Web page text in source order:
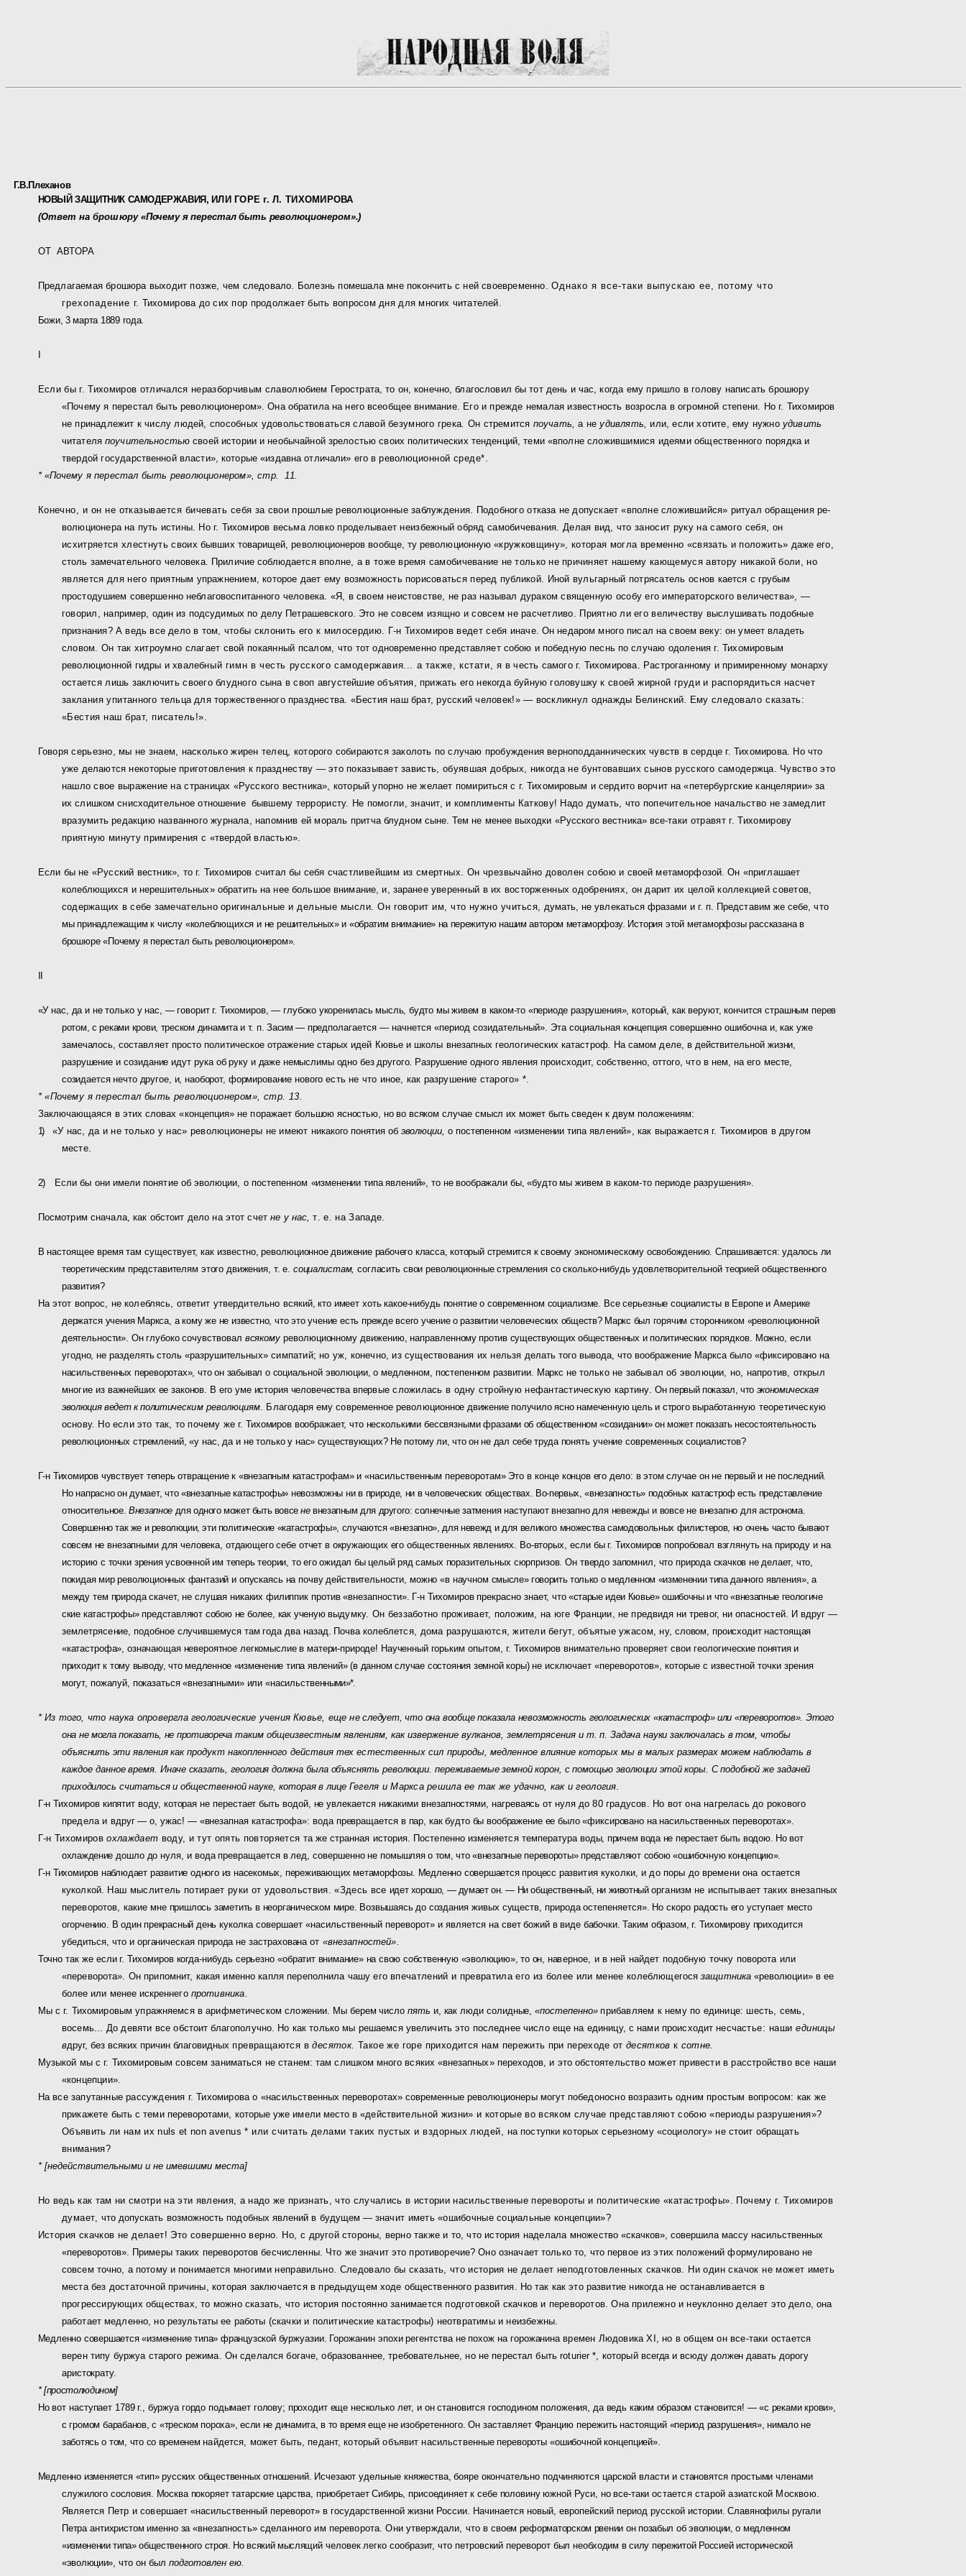
Г.В.Плеханов
НОВЫЙ ЗАЩИТНИК САМОДЕРЖАВИЯ, ИЛИ ГОРЕ г. Л. ТИХОМИРОВА
(Ответ на брошюру «Почему я перестал быть революционером».)
ОТ АВТОРА
Предлагаемая брошюра выходит позже, чем следовало. Болезнь помешала мне покончить с ней своевременно. Однако я все-таки выпускаю ее, потому что
грехопадение г. Тихомирова до сих пор продолжает быть вопросом дня для многих читателей.
Божи, 3 марта 1889 года.
Если бы г. Тихомиров отличался неразборчивым славолюбием Герострата, то он, конечно, благословил бы тот день и час,когда ему пришло в голову написать брошюру
«Почему я перестал быть революционером». Она обратила на него всеобщее внимание. Его и прежде немалая известность возросла в огромной степени. Но г. Тихомиров
не принадлежит к числу людей, способных удовольствоваться славой безумного грека. Он стремится поучать,а неудивлять, или, если хотите, ему нужно удивить
читателяпоучительностьюсвоей истории и необычай­ной зрелостью своих политических тенденций, теми «вполнесложившимися идеями общественного порядка и
твердой госу­дарственной власти», которые «издавна отличали» его в револю­ционной среде*.
* «Почему я перестал быть революционером», стр.11.
Конечно, и он не отказывается бичевать себяза свои прошлые революционные заблуждения. Подобного от­каза не допускает «вполне сложившийся» ритуал обращения ре­
волюционера на путь истины. Но г. Тихомиров весьма ловко проделывает неизбежный обряд самобичевания. Делая вид, что заносит руку на самого себя, он
исхитряется хлестнуть своихбывших товарищей, революционеров вообще, ту революционную«кружковщину», которая могла временно «связать и положить» даже его,
столь замечательного человека. Приличие соблюдается вполне, а в тоже время самобичевание не только не причиняет нашему кающемуся автору никакой боли, но
является для него приятным упражнением, которое дает ему возможность пори­соваться перед публикой. Иной вульгарный потрясатель основ кается с грубым
простодушием совершенно неблаговоспитанного человека. «Я, в своем неистовстве, не раз называл дураком свя­щенную особу его императорского величества», —
говорил, например, один из подсудимых по делу Петрашевского. Это несовсем изящно и совсем не расчетливо. Приятно ли его величе­ству выслушивать подобные
признания? А ведь все дело в том, чтобы склонить его к милосердию. Г-н Тихомиров ведет себя иначе. Он недаром много писал на своем веку: он умеет владеть
словом. Он так хитроумно слагает свой покаянный псалом, что тот одновременно представляет собою и победную песнь по слу­чаю одоления г. Тихомировым
революционной гидры и хвалебный гимн в честь русского самодержавия... а также, кстати, я в честь самого г. Тихомирова. Растроганному и примиренному монарху
остается лишь заключить своего блудного сына в своп августейшие объятия, прижать его некогда буйную головушку к своей жирной груди и распорядиться насчет
заклания упитан­ного тельца для торжественного празднества. «Бестия наш брат,русский человек!» — воскликнул однажды Белинский. Ему следовало сказать:
«Бестия наш брат, писатель!».
Говоря серьезно, мы не знаем, насколько жирен телец, кото­рого собираются заколоть по случаю пробуждения верноподдан­нических чувств в сердце г. Тихомирова. Но что
уже делаются некоторые приготовления к празднеству — это показывает за­висть, обуявшая добрых, никогда не бунтовавших сынов рус­ского самодержца. Чувство это
нашло свое выражение на стра­ницах «Русского вестника», который упорно не желает поми­риться с г. Тихомировым и сердито ворчит на «петербургские канцелярии» за
их слишком снисходительное отношение бывшему террористу. Не помогли, значит, и комплименты Каткову! Надо думать, что попечительное начальство не замедлит
вразу­мить редакцию названного журнала, напомнив ей мораль притчаблудном сыне. Тем не менее выходки «Русского вестника» все-таки отравят г. Тихомирову
приятную минуту примирения с «твердой властью».
Если бы не «Русский вестник», то г. Тихомиров считал бы себя счастливейшим из смертных. Он чрезвычайно доволен собою и своей метаморфозой. Он «приглашает
колеблющихся и нерешительных» обратить на нее большое внимание, и, заранее уверенный в их восторженных одобрениях, он дарит их целой коллекцией советов,
содержащих в себе замечательно оригинальные и дельные мысли. Он говорит им, что нужно учиться, думать, не увлекаться фразами и г. п. Представим же себе, что
мы принадлежащим к числу «колеблющихся и не решительных» и«обратим внимание» на пережитую нашим автором метаморфозу. История этой метаморфозы рассказана в
брошюре «Почему я перестал быть революционером».
«У нас, да и не только у нас, — говорит г. Тихомиров, — глубоко укоренилась мысль, будто мы живем в каком-то «периоде разрушения», который, как веруют, кончится страшным перев­
ротом, с реками крови, треском динамита и т. п. Засим — пред­полагается — начнется «период созидательный». Эта социаль­ная концепция совершенно ошибочна и, как уже
замечалось,составляет просто политическое отражение старых идей Кювье и школы внезапных геологических катастроф. На самом деле, в действительной жизни,
разрушение и созидание идут рука обруку и даже немыслимы одно без другого. Разрушение одного явления происходит, собственно, оттого, что в нем, на его ме­сте,
созидается нечто другое, и, наоборот, формирование новогоесть не что иное, как разрушение старого» *.
* «Почему я перестал быть революционером», стр. 13.
Заключающаяся в этих словах «концепция» не поражаетбольшою ясностью, но во всяком случае смысл их может бытьсведен к двум положениям:
1)
«У нас, да и не только у нас» революционеры не имеют никакого понятия об эволюции, о постепенном «изменении типа явлений», как выражается г. Тихомиров в другом
месте.
2) Если бы они имели понятие об эволюции, о постепенном «изменении типа явлений», то не воображали бы, «будто мы жи­вем в каком-то периоде разрушения».
Посмотрим сначала, как обстоит дело на этот счетне у нас,т. е. на Западе.
В настоящее время там существует, как известно, револю­ционное движение рабочего класса, который стремится к своему экономическому освобождению. Спрашивается: удалось ли
тео­ретическим представителям этого движения, т. е. социалистам,согласить свои революционные стремления со сколько-нибудь удовлетворительной теорией общественного
развития?
На этот вопрос, не колеблясь, ответит утвердительно вся­кий, кто имеет хоть какое-нибудь понятие о современном социа­лизме. Все серьезные социалисты в Европе и Америке
держатся учения Маркса, а кому же не известно, что это учение есть преж­де всего учение о развитии человеческих обществ? Маркс был го­рячим сторонником «революционной
деятельности». Он глубокосочувствовал всякомуреволюционному движению, направлен­ному против существующих общественных и политических по­рядков. Можно, если
угодно, не разделять столь «разрушитель­ных» симпатий; но уж, конечно, из существования их нельзя делать того вывода, что воображение Маркса было «фиксиро­вано на
насильственных переворотах», что он забывал о социаль­ной эволюции, о медленном, постепенном развитии. Маркс не только не забывал об эволюции, но, напротив, открыл
многие из важнейших ее законов. В его уме история человечества впер­вые сложилась в одну стройную нефантастическую картину.Он первый показал, что экономическая
эволюция ведет к полити­ческим революциям. Благодаря ему современное революцион­ное движение получило ясно намеченную цель и строго вырабо­танную теоретическую
основу. Но если это так, то почему же г. Тихомиров воображает, что несколькими бессвязными фраза­ми об общественном «созидании» он может показать несостоя­тельность
революционных стремлений, «у нас, да и не только у нас» существующих? Не потому ли, что он не дал себе труда по­нять учение современных социалистов?
Г-н Тихомиров чувствует теперь отвращение к «внезапным ка­тастрофам» и «насильственным переворотам» Это в конце кон­цов его дело: в этом случае он не первый и не последний.
Но на­прасно он думает, что «внезапные катастрофы» невозможны ни в природе, ни в человеческих обществах. Во-первых, «внезапность» подобных катастроф есть представление
относительное. Внезапное для одного может быть вовсене внезапным для другого: солнечные затмения наступают внезапно для невежды и вовсе не внезапно дляастронома.
Совершенно так же и революции, эти политические «ка­тастрофы», случаются «внезапно», для невежд и для великого мно­жества самодовольных филистеров, но очень часто бывают
совсем не внезапными для человека, отдающего себе отчет в окружаю­щих его общественных явлениях. Во-вторых, если бы г. Тихо­миров попробовал взглянуть на природу и на
историю с точки зрения усвоенной им теперь теории, то его ожидал бы целый рядсамых поразительных сюрпризов. Он твердо запомнил, что при­рода скачков не делает, что,
покидая мир революционных фанта­зий и опускаясь на почву действительности, можно «в научном смысле» говорить только о медленном «изменении типа данного явления», а
между тем природа скачет, не слушая никаких фи­липпикпротив «внезапности». Г-н Тихомиров прекрасно знает,что «старые идеи Кювье» ошибочны и что «внезапные геологиче­
ские катастрофы» представляют собою не более, как ученую вы­думку. Он беззаботно проживает, положим, на юге Франции, не предвидя ни тревог, ни опасностей. И вдруг —
землетрясе­ние, подобное случившемуся там года два назад. Почва колеб­лется, дома разрушаются, жители бегут, объятые ужасом, ну, словом, происходит настоящая
«катастрофа», означающая не­вероятное легкомыслие в матери-природе! Наученный горьким опытом, г. Тихомиров внимательно проверяет свои геологиче­ские понятия и
приходит к тому выводу, что медленное «измене­ние типа явлений» (в данном случае состояния земной коры) не исключает «переворотов», которые с известной точки зрения
могут, пожалуй, показаться «внезапными» или «насильственными»*.
* Из того, что наука опровергла геологические учения Кювье, еще не следует, что она вообще показала невозможность геологических «ка­тастроф» или «переворотов». Этого
она не могла показать, не противореча таким общеизвестным явлениям, как извержение вулканов, землетрясения и т. п. Задача науки заключалась в том, чтобы
объяснить эти явления какпродукт накопленного действия тех естественных сил природы, медлен­ное влияние которых мы в малых размерах можем наблюдать в
каждое данное время. Иначе сказать, геология должна была объяснять революции.переживаемые земной корон, с помощью эволюции этой коры. С подобнойже задачей
приходилось считаться и общественной науке, которая в лице Гегеля и Маркса решила ее так же удачно, как и геология.
Г-н Тихомиров кипятит воду, которая не перестает быть водой, не увлекается никакими внезапностями, нагреваясь от нуля до 80 градусов. Но вот она нагрелась до рокового
предела и вдруг — о, ужас! — «внезапная катастрофа»: вода превращается в пар, как будто бы воображение ее было «фиксировано на на­сильственных переворотах».
Г-н Тихомировохлаждает воду, и тут опять повторяется та же странная история. Постепенно изменяется температура воды, причем вода не перестает быть водою. Но вот
охлаждение дошло до нуля, и вода превращается в лед, совершенно не по­мышляя о том, что «внезапные перевороты» представляют собою «ошибочную концепцию».
Г-н Тихомиров наблюдает развитие одного из насекомых, пе­реживающих метаморфозы. Медленно совершается процесс раз­вития куколки, и до поры до времени она остается
куколкой. Наш мыслитель потирает руки от удовольствия. «Здесь все идет хорошо, — думает он. — Ни общественный, ни животныйорганизм не испытывает таких внезапных
переворотов, какие мне пришлось заметить в неорганическом мире. Возвышаясь до создания живых существ, природа остепеняется». Но скоро ра­дость его уступает место
огорчению. В один прекрасный денькуколка совершает «насильственный переворот» и является насвет божий в виде бабочки. Таким образом, г. Тихомирову приходится
убедиться, что и органическая природа не застрахованаот «внезапностей».
Точно так же если г. Тихомиров когда-нибудь серьезно «об­ратит внимание» на свою собственную «эволюцию», то он, на­верное, и в ней найдет подобную точку поворота или
«переворота». Он припомнит, какая именно капля переполнила чашу его впечатлений и превратила его из более или менее колеблюще­госязащитника «революции» в ее
более или менее искреннего противника.
Мы с г. Тихомировым упражняемся в арифметическом сло­жении. Мы берем числопять и, как люди солидные,«постепенно» прибавляем к нему по единице: шесть, семь,
восемь... До девяти все обстоит благополучно. Но как только мы решаемся увеличить это последнее число еще на единицу, с нами происходит несча­стье: нашиединицы
вдруг, без всяких причин благовидных превращаются вдесяток. Такое же горе приходится нам пережить при переходе отдесятковк сотне.
Музыкой мы с г. Тихомировым совсем заниматься не станем:там слишком много всяких «внезапных» переходов, и это обстоя­тельство может привести в расстройство все наши
«концепции».
На все запутанные рассуждения г. Тихомирова о «насильственных переворотах» современные революционеры могут побе­доносно возразить одним простым вопросом: как же
прикажете быть с теми переворотами, которые уже имели место в «действи­тельной жизни» и которые во всяком случае представляют со­бою «периоды разрушения»?
Объявить ли нам ихnuls et nonavenus * или считать делами таких пустых и вздорных людей, на поступки которых серьезному «социологу» не стоит обращать
внимания?
* [недействительными и не имевшими места]
Но ведь как там ни смотри на эти явления, а надо же признать, что случались в истории насильственные перевороты и политические «катастрофы». Почему г. Тихомиров
думает, что допускать возможность подобных явлений в будущем — значит иметь «ошибочные социальные концепции»?
История скачков не делает! Это совершенно верно. Но, с другой стороны, верно также и то, что история наделала множе­ство «скачков», совершила массу насильственных
«переворотов». Примеры таких переворотов бесчисленны. Что же значит это противоречие? Оно означает только то, что первое из этих поло­жений формулировано не
совсем точно, а потому и понимается многими неправильно. Следовало бы сказать, что история неделает неподготовленных скачков. Ни один скачок не может иметь
места без достаточной причины, которая заключается в предыдущем ходе общественного развития. Но так как это раз­витие никогда не останавливается в
прогрессирующих общест­вах, то можно сказать, что история постоянно занимается под­готовкой скачков и переворотов. Она прилежно и неуклонно делает это дело, она
работает медленно, но результаты ее работы (скачки и политические катастрофы) неотвратимы и неизбежны.
Медленно совершается «изменение типа» французской буржуазии. Горожанин эпохи регентства не похож на горожанина времен ЛюдовикаXI , но в общем он все-таки остается
верентипу буржуа старого режима. Он сделался богаче, образован­нее, требовательнее, но не перестал бытьroturier*, который всегда и всюду должен давать дорогу
аристократу.
* [простолюдином]
Но вот наступает 1789 г., буржуа гордо подымает голову; проходит еще несколько лет, и он становится господином положения, да ведь каким образом становится! — «с реками крови»,
с громом барабанов, с «треском пороха», если не динамита, в то время еще не изобретенного. Он заставляет Францию пережить настоящий «период разрушения», нимало не
заботясь о том, что со временем найдется, может быть, педант, который объявит насильствен­ные перевороты «ошибочной концепцией».
Медленно изменяется «тип» русских общественных отноше­ний. Исчезают удельные княжества, бояре окончательно подчи­няются царской власти и становятся простыми членами
служи­лого сословия. Москва покоряет татарские царства, приобретает Сибирь, присоединяет к себе половину южной Руси, но все-такиостается старой азиатской Москвою.
Является Петр и совер­шает «насильственный переворот» в государственной жизни России. Начинается новый, европейский период русской исто­рии. Славянофилы ругали
Петра антихристом именно за «вне­запность» сделанного им переворота. Они утверждали, что всвоем реформаторском рвении он позабыл об эволюции, о мед­ленном
«изменении типа» общественного строя. Но всякий мысля­щий человек легко сообразит, что петровский переворот был необходим в силу пережитой Россией исторической
«эволюции», что он был подготовлен ею.